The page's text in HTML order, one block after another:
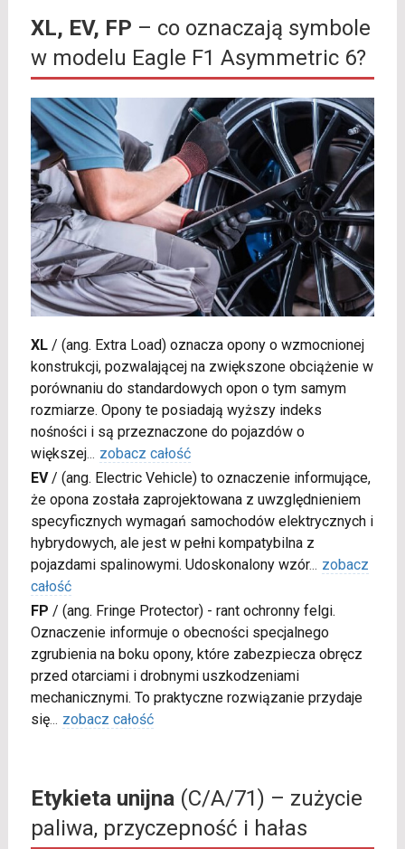
XL, EV, FP – co oznaczają symbole
w modelu Eagle F1 Asymmetric 6?
XL/ (ang. Extra Load) oznacza opony o wzmocnionej
konstrukcji, pozwalającej na zwiększone obciążenie w
porównaniu do standardowych opon o tym samym
rozmiarze. Opony te posiadają wyższy indeks
nośności i są przeznaczone do pojazdów o
większej... zobacz całość
EV/ (ang. Electric Vehicle) to oznaczenie informujące,
że opona została zaprojektowana z uwzględnieniem
specyficznych wymagań samochodów elektrycznych i
hybrydowych, ale jest w pełni kompatybilna z
pojazdami spalinowymi. Udoskonalony wzór... zobacz
całość
FP / (ang. Fringe Protector) - rant ochronny felgi.
Oznaczenie informuje o obecności specjalnego
zgrubienia na boku opony, które zabezpiecza obręcz
przed otarciami i drobnymi uszkodzeniami
mechanicznymi. To praktyczne rozwiązanie przydaje
się... zobacz całość
Etykieta unijna(C/A/71) – zużycie
paliwa, przyczepność i hałas